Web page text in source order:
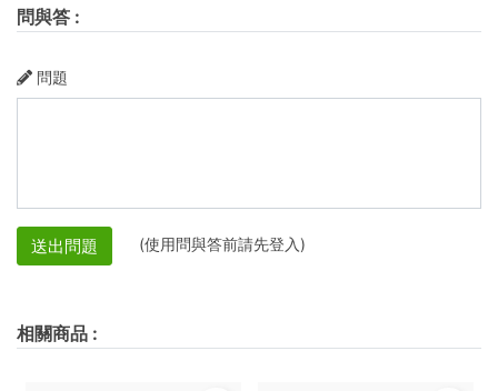
問與答 :
問題
送出問題 (使用問與答前請先登入)
相關商品 :